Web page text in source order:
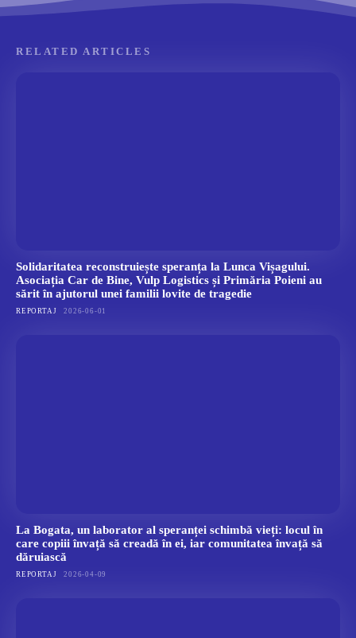
RELATED ARTICLES
Solidaritatea reconstruiește speranța la Lunca Vișagului.
Asociația Car de Bine, Vulp Logistics și Primăria Poieni au
sărit în ajutorul unei familii lovite de tragedie
REPORTAJ 2026-06-01
La Bogata, un laborator al speranței schimbă vieți: locul în
care copiii învață să creadă în ei, iar comunitatea învață să
dăruiască
REPORTAJ 2026-04-09